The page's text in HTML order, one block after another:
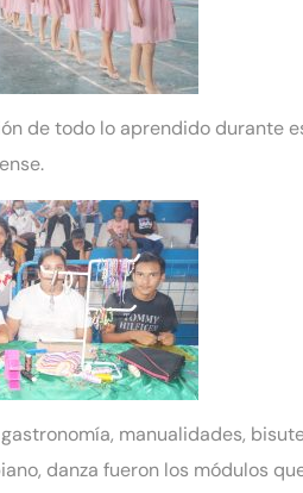
de todo lo aprendido durante
manualidades,
danza fueron los módulos